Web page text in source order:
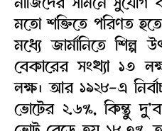
মতো শক্তিতে পরিণত
মধ্যে জার্মানিতে
বেকারের সংখ্যা ১৩
লক্ষ। আর ১৯২৮-এ
ভোটের ২.৬%, কিন্তু